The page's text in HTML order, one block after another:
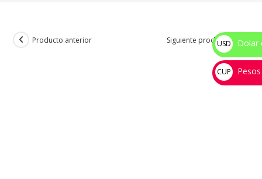
Producto anterior Siguiente producto
USD
$
Dolar
CUP
💰
Pesos